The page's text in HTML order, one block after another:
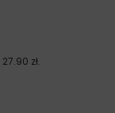
27.90 zł.